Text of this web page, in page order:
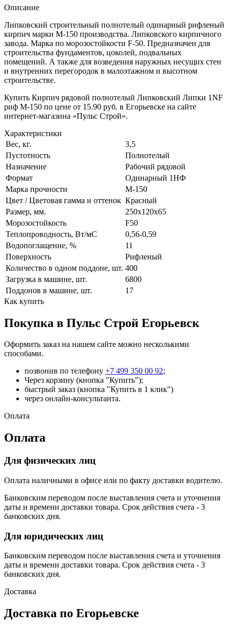
Описание
Липковский строительный полнотелый одинарный рифленый
кирпич марки М-150 производства. Липковского кирпичного
завода. Марка по морозостойкости F-50. Предназначен для
строительства фундаментов, цоколей, подвальных
помещений. А также для возведения наружных несущих стен
и внутренних перегородок в малоэтажном и высотном
строительстве.
Купить Кирпич рядовой полнотелый Липковский Липки 1NF
риф М-150 по цене от 15.90 руб. в Егорьевске на сайте
интернет-магазина «Пульс Строй».
Характеристики
Вес, кг.
3,5
Пустотность
Полнотелый
Назначение
Рабочий рядовой
Формат
Одинарный 1НФ
Марка прочности
М-150
Цвет / Цветовая гамма и оттенок Красный
Размер, мм.
250х120х65
Морозостойкость
F50
Теплопроводность, Вт/мC
0,56-0,59
Водопоглащение, %
11
Поверхность
Рифленый
Количество в одном поддоне, шт. 400
Загрузка в машине, шт.
6800
Поддонов в машине, шт.
17
Как купить
Покупка в Пульс Строй Егорьевск
Оформить заказ на нашем сайте можно несколькими
способами.
позвонив по телефону +7 499 350 00 92;
Через корзину (кнопка "Купить");
быстрый заказ (кнопка "Купить в 1 клик")
через онлайн-консультанта.
Оплата
Оплата
Для физических лиц
Оплата наличными в офисе или по факту доставки водителю.
Банковским переводом после выставления счета и уточнения
даты и времени доставки товара. Срок действия счета - 3
банковских дня.
Для юридических лиц
Банковским переводом после выставления счета и уточнения
даты и времени доставки товара. Срок действия счета - 3
банковских дня.
Доставка
Доставка по Егорьевске